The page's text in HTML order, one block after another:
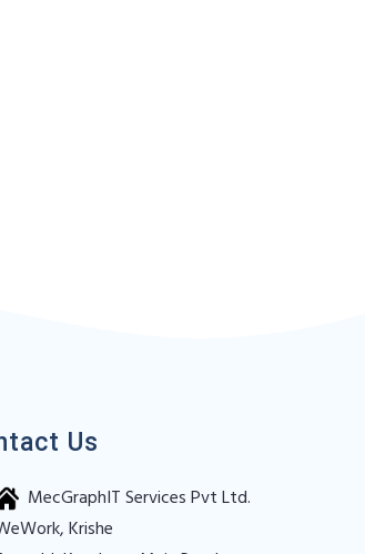
Us
MecGraphIT Services Pvt Ltd.
Krishe